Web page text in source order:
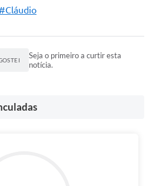
Seja o primeiro a curtir esta
notícia.